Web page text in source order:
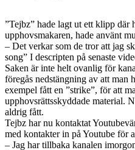
”Tejbz” hade lagt ut ett klipp där
upphovsmakaren, hade använt
– Det verkar som de tror att jag
song” I descripten på senaste
Saken är inte helt ovanlig för
föregås nedstängning av att man
exempel fått en ”strike”, för att
upphovsrättsskyddade material.
aldrig fått.
Tejbz har nu kontaktat
med kontakter in på Youtube för
– Jag har tillbaka kanalen